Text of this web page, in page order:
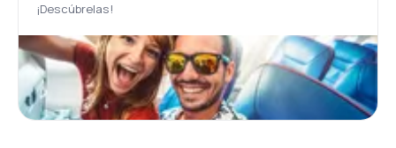
¡Descúbrelas!